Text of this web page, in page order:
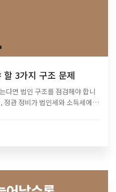
할 3가지 구조 문제
다면 법인 구조를 점검해야 합니
관 정비가 법인세와 소득세에 미